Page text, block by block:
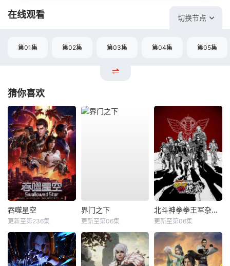
在线观看 切换节点
第01集 第02集 第03集 第04集 第05集
猜你喜欢
吞噬星空
更新至第236集
界门之下
更新至第06集
北斗神拳拳王军杂兵们的挽歌
更新至第06集